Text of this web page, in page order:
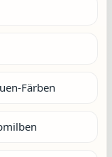
Färben